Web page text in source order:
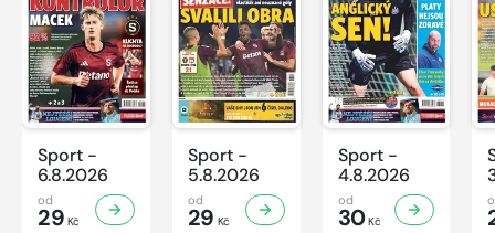
Sport -
6.8.2026
od
29 Kč
Sport -
5.8.2026
od
29 Kč
Sport -
4.8.2026
od
30Kč